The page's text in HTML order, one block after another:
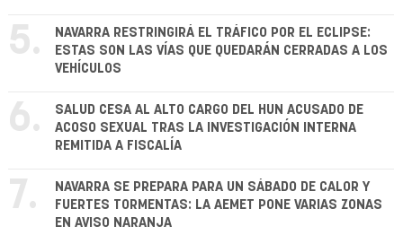
5.
NAVARRA RESTRINGIRÁ EL TRÁFICO POR EL ECLIPSE:
ESTAS SON LAS VÍAS QUE QUEDARÁN CERRADAS A LOS
VEHÍCULOS
6.
SALUD CESA AL ALTO CARGO DEL HUN ACUSADO DE
ACOSO SEXUAL TRAS LA INVESTIGACIÓN INTERNA
REMITIDA A FISCALÍA
7.
NAVARRA SE PREPARA PARA UN SÁBADO DE CALOR Y
FUERTES TORMENTAS: LA AEMET PONE VARIAS ZONAS
EN AVISO NARANJA